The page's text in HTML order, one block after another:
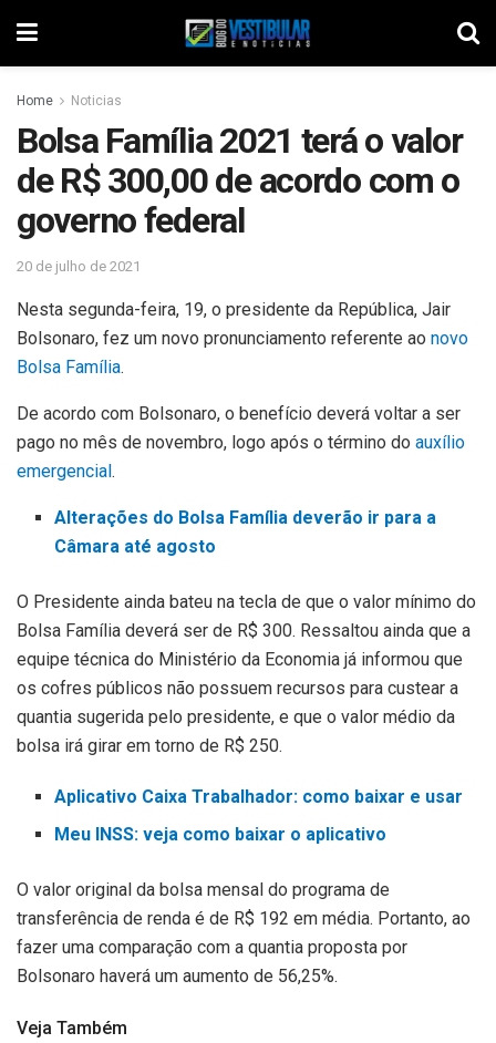
Home Noticias
Bolsa Família 2021 terá o valor
de R$ 300,00 de acordo com o
governo federal
20 de julho de 2021
Nesta segunda-feira, 19, o presidente da República, Jair
Bolsonaro, fez um novo pronunciamento referente ao novo
Bolsa Família.
De acordo com Bolsonaro, o benefício deverá voltar a ser
pago no mês de novembro, logo após o término do auxílio
emergencial.
Alterações do Bolsa Família deverão ir para a
Câmara até agosto
O Presidente ainda bateu na tecla de que o valor mínimo do
Bolsa Família deverá ser de R$ 300. Ressaltou ainda que a
equipe técnica do Ministério da Economia já informou que
os cofres públicos não possuem recursos para custear a
quantia sugerida pelo presidente, e que o valor médio da
bolsa irá girar em torno de R$ 250.
Aplicativo Caixa Trabalhador: como baixar e usar
Meu INSS: veja como baixar o aplicativo
O valor original da bolsa mensal do programa de
transferência de renda é de R$ 192 em média. Portanto, ao
fazer uma comparação com a quantia proposta por
Bolsonaro haverá um aumento de 56,25%.
Veja Também